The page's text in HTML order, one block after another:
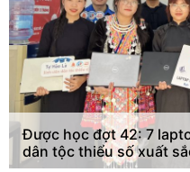
Được học đợt 42: 7
dân tộc thiểu số xuất